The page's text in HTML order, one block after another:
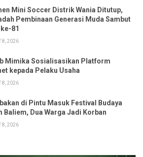
Mini Soccer Distrik Wania Ditutup,
Pembinaan Generasi Muda Sambut
81
8, 2026
Mimika Sosialisasikan Platform
kepada Pelaku Usaha
8, 2026
di Pintu Masuk Festival Budaya
Baliem, Dua Warga Jadi Korban
8, 2026